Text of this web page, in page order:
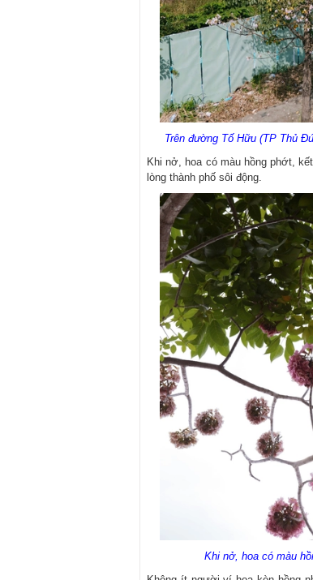
Trên đường Tố Hữu (TP Thủ
Khi nở, hoa có màu hồng phớt,
lòng thành phố sôi động.
Khi nở, hoa có màu